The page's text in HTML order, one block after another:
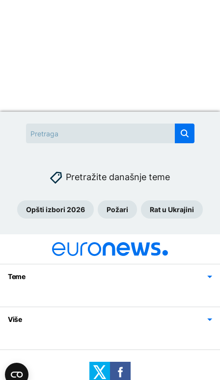
Pretražite današnje teme
Opšti izbori 2026 Požari Rat u Ukrajini
Teme
Svijet
Sport
Magazin
Više
Politika privatnosti
Uslovi korišćenja